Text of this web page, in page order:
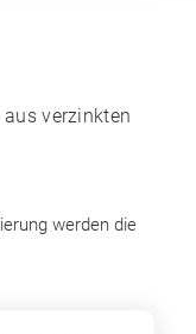
verzinkten
werden die